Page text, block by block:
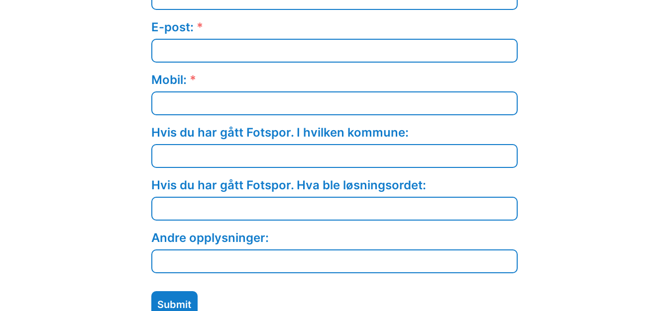
E-post: *
Mobil: *
Hvis du har gått Fotspor. I hvilken kommune:
Hvis du har gått Fotspor. Hva ble løsningsordet:
Andre opplysninger:
Submit